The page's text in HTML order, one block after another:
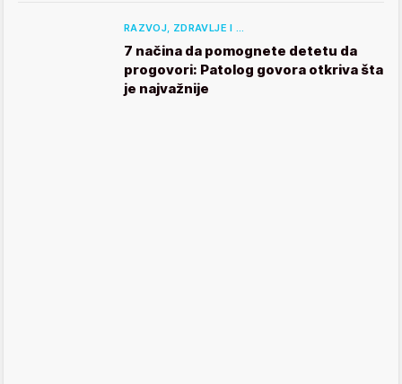
RAZVOJ, ZDRAVLJE I …
7 načina da pomognete detetu da
progovori: Patolog govora otkriva šta
je najvažnije